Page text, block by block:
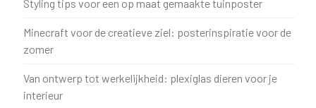
Styling tips voor een op maat gemaakte tuinposter
Minecraft voor de creatieve ziel: posterinspiratie voor de
zomer
Van ontwerp tot werkelijkheid: plexiglas dieren voor je
interieur